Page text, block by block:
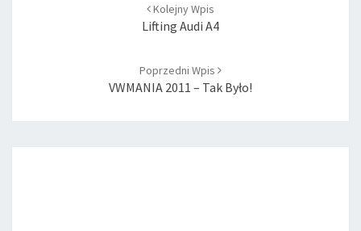
Kolejny Wpis
Lifting Audi A4
Poprzedni Wpis
VWMANIA 2011 – Tak Było!